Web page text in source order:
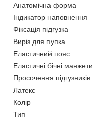
Анатомічна форма
Індикатор наповнення
Фіксація підгузка
Виріз для пупка
Еластичний пояс
Еластичні бічні манжети
Просочення підгузників
Латекс
Колір
Тип